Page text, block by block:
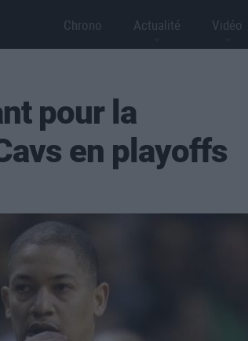
Chrono Actualité Vidéo
pour la
en playoffs